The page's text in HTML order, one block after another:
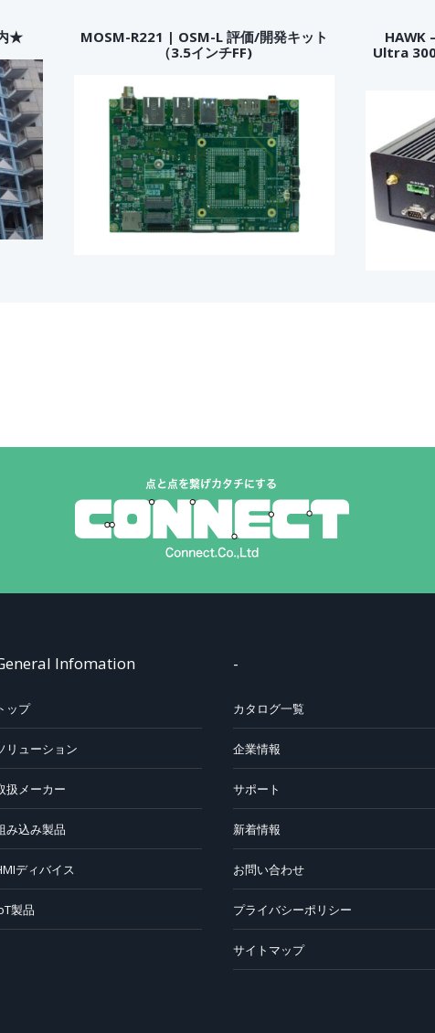
★
MOSM-R221 | OSM-L 評価/開発キット
（3.5インチFF)
HAWK
Ultra
Infomation
ップ
リューション
扱メーカー
み込み製品
ディバイス
製品
-
カタログ一覧
企業情報
サポート
新着情報
お問い合わせ
プライバシーポリシー
サイトマップ